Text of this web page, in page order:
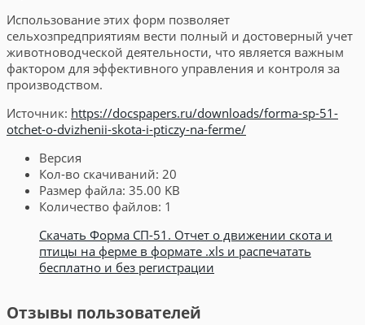
Использование этих форм позволяет
сельхозпредприятиям вести полный и достоверный учет
животноводческой деятельности, что является важным
фактором для эффективного управления и контроля за
производством.
Источник: https://docspapers.ru/downloads/forma-sp-51-
otchet-o-dvizhenii-skota-i-pticzy-na-ferme/
Версия
Кол-во скачиваний: 20
Размер файла: 35.00 KB
Количество файлов: 1
Скачать Форма СП-51. Отчет о движении скота и
птицы на ферме в формате .xls и распечатать
бесплатно и без регистрации
Отзывы пользователей